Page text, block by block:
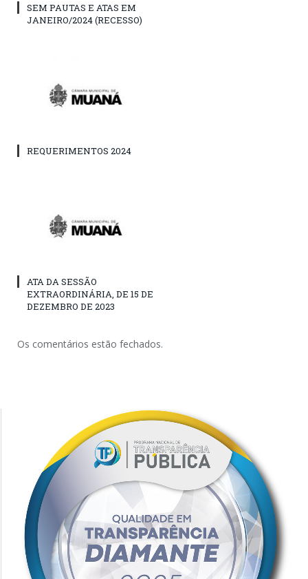
SEM PAUTAS E ATAS EM
JANEIRO/2024 (RECESSO)
REQUERIMENTOS 2024
ATA DA SESSÃO
EXTRAORDINÁRIA, DE 15 DE
DEZEMBRO DE 2023
Os comentários estão fechados.